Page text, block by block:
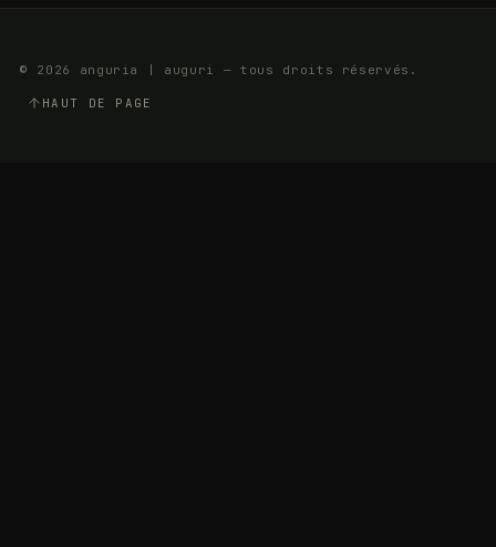
© 2026 anguria | auguri — tous droits réservés.
HAUT DE PAGE